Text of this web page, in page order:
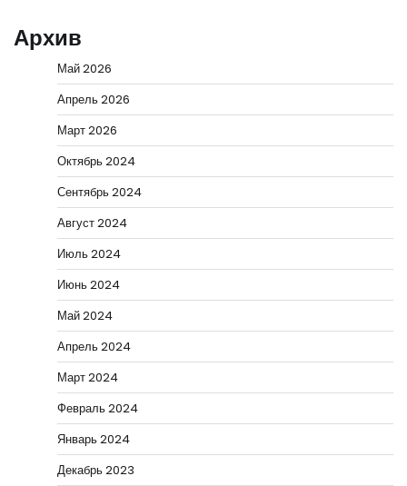
Архив
Май 2026
Апрель 2026
Март 2026
Октябрь 2024
Сентябрь 2024
Август 2024
Июль 2024
Июнь 2024
Май 2024
Апрель 2024
Март 2024
Февраль 2024
Январь 2024
Декабрь 2023